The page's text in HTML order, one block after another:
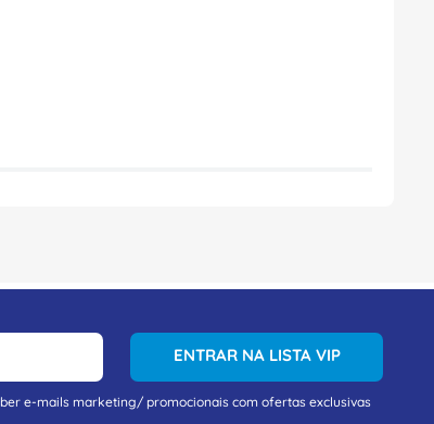
ENTRAR NA LISTA VIP
e-mails marketing/ promocionais com ofertas exclusivas